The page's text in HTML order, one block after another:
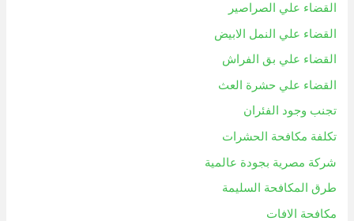
القضاء علي الصراصير
القضاء علي النمل الابيض
القضاء علي بق الفراش
القضاء علي حشرة العث
تجنب وجود الفئران
تكلفة مكافحة الحشرات
شركة مصرية بجودة عالمية
طرق المكافحة السليمة
مكافحة الافات